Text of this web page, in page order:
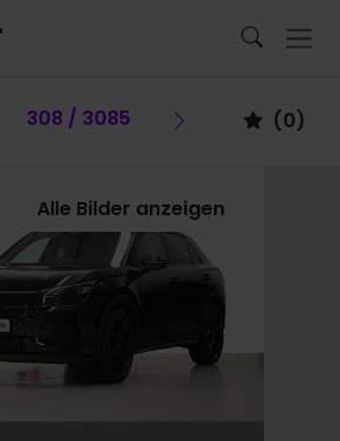
Vorheriges Fahrzeug
308 / 3085 Vorheriges
(0)
Alle Bilder anzeigen